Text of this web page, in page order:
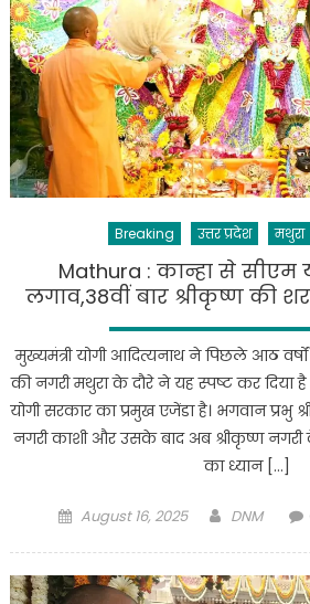
Breaking उत्तर प्रदेश मथुरा
Mathura : कान्हा से सीएम
लगाव,38वीं बार श्रीकृष्ण की
मुख्यमंत्री योगी आदित्यनाथ ने पिछले आठ
की नगरी मथुरा के दौरे ने यह स्पष्ट कर
योगी सरकार का प्रमुख एजेंडा है। भगवान प्रभु
नगरी काशी और उसके बाद अब श्रीकृष्ण नगरी
का ध्यान […]
Posted
August 16, 2025 Author
DNM